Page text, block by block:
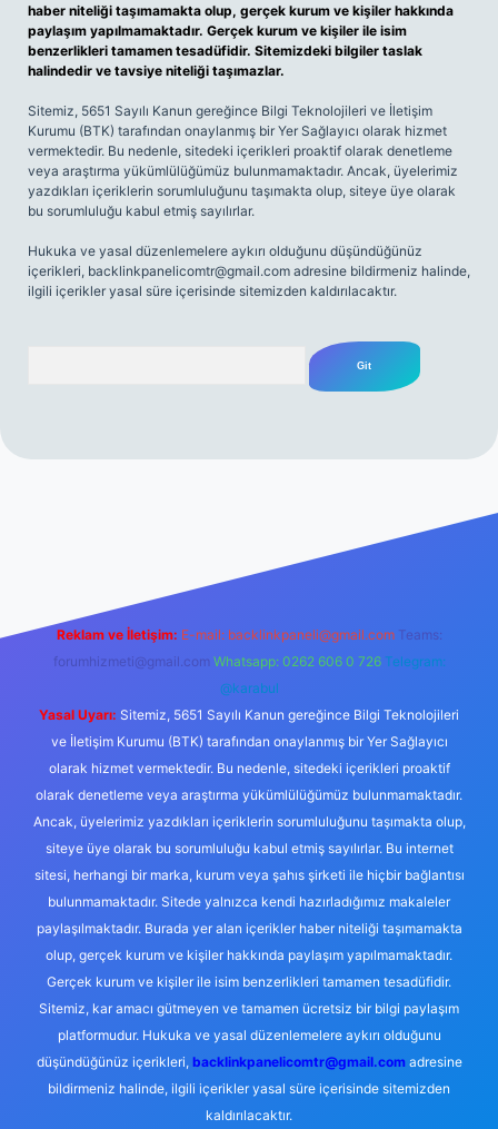
haber niteliği taşımamakta olup, gerçek kurum ve kişiler hakkında
paylaşım yapılmamaktadır. Gerçek kurum ve kişiler ile isim
benzerlikleri tamamen tesadüfidir. Sitemizdeki bilgiler taslak
halindedir ve tavsiye niteliği taşımazlar.
Sitemiz, 5651 Sayılı Kanun gereğince Bilgi Teknolojileri ve İletişim
Kurumu (BTK) tarafından onaylanmış bir Yer Sağlayıcı olarak hizmet
vermektedir. Bu nedenle, sitedeki içerikleri proaktif olarak denetleme
veya araştırma yükümlülüğümüz bulunmamaktadır. Ancak, üyelerimiz
yazdıkları içeriklerin sorumluluğunu taşımakta olup, siteye üye olarak
bu sorumluluğu kabul etmiş sayılırlar.
Hukuka ve yasal düzenlemelere aykırı olduğunu düşündüğünüz
içerikleri, backlinkpanelicomtr@gmail.com adresine bildirmeniz halinde,
ilgili içerikler yasal süre içerisinde sitemizden kaldırılacaktır.
Reklam ve İletişim: E-mail: backlinkpaneli@gmail.com Teams:
forumhizmeti@gmail.com Whatsapp: 0262 606 0 726 Telegram:
@karabul
Yasal Uyarı: Sitemiz, 5651 Sayılı Kanun gereğince Bilgi Teknolojileri
ve İletişim Kurumu (BTK) tarafından onaylanmış bir Yer Sağlayıcı
olarak hizmet vermektedir. Bu nedenle, sitedeki içerikleri proaktif
olarak denetleme veya araştırma yükümlülüğümüz bulunmamaktadır.
Ancak, üyelerimiz yazdıkları içeriklerin sorumluluğunu taşımakta olup,
siteye üye olarak bu sorumluluğu kabul etmiş sayılırlar. Bu internet
sitesi, herhangi bir marka, kurum veya şahıs şirketi ile hiçbir bağlantısı
bulunmamaktadır. Sitede yalnızca kendi hazırladığımız makaleler
paylaşılmaktadır. Burada yer alan içerikler haber niteliği taşımamakta
olup, gerçek kurum ve kişiler hakkında paylaşım yapılmamaktadır.
Gerçek kurum ve kişiler ile isim benzerlikleri tamamen tesadüfidir.
Sitemiz, kar amacı gütmeyen ve tamamen ücretsiz bir bilgi paylaşım
platformudur. Hukuka ve yasal düzenlemelere aykırı olduğunu
düşündüğünüz içerikleri, backlinkpanelicomtr@gmail.comadresine
bildirmeniz halinde, ilgili içerikler yasal süre içerisinde sitemizden
kaldırılacaktır.